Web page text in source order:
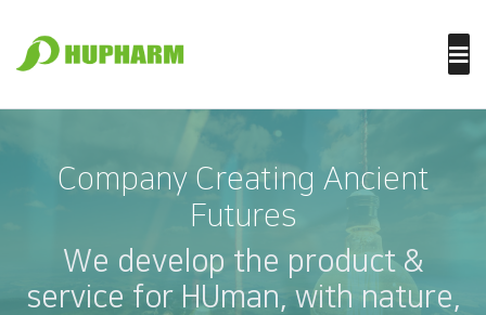
Company Creating Ancient
Futures
We develop the product &
service for HUman, with nature,